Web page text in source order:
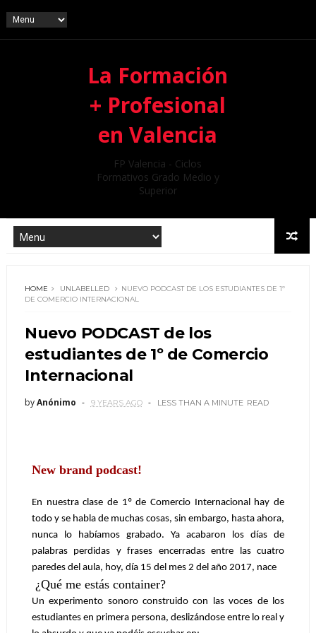
La Formación
+ Profesional
en Valencia
FP Valencia - Ciclos
Formativos Grado Medio y
Superior
HOME UNLABELLED
NUEVO PODCAST DE LOS ESTUDIANTES DE 1º
DE COMERCIO INTERNACIONAL
Nuevo PODCAST de los
estudiantes de 1º de Comercio
Internacional
byAnónimo 9 YEARS AGO LESS THAN A MINUTE READ
New brand podcast!
En nuestra clase de 1º de Comercio Internacional hay de
todo y se habla de muchas cosas, sin embargo, hasta ahora,
nunca lo habíamos grabado. Ya acabaron los días de
palabras perdidas y frases encerradas entre las cuatro
paredes del aula, hoy, día 15 del mes 2 del año 2017, nace
¿Qué me estás container?
Un experimento sonoro construido con las voces de los
estudiantes en primera persona, deslizándose entre lo real y